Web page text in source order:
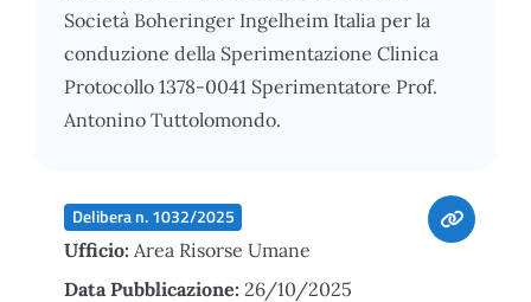
Società Boheringer Ingelheim Italia per la
conduzione della Sperimentazione Clinica
Protocollo 1378-0041 Sperimentatore Prof.
Antonino Tuttolomondo.
Delibera n. 1032/2025
Ufficio: Area Risorse Umane
Data Pubblicazione: 26/10/2025